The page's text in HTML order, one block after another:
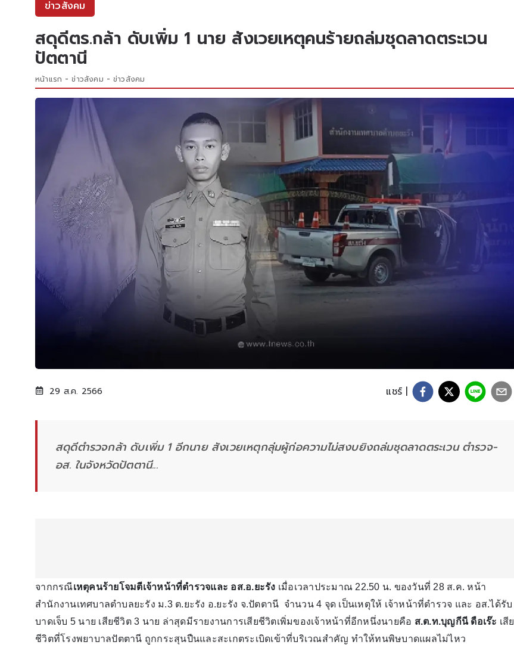
ข่าวสังคม
สดุดีตร.กล้า ดับเพิ่ม 1 นาย สังเวยเหตุคนร้ายถล่มชุดลาดตระเวน
ปัตตานี
หน้าแรก ข่าวสังคม ข่าวสังคม
29 ส.ค. 2566 แชร์ |
สดุดีตำรวจกล้า ดับเพิ่ม 1 อีกนาย สังเวยเหตุกลุ่มผู้ก่อความไม่สงบยิงถล่มชุดลาดตระเวน ตำรวจ-
อส. ในจังหวัดปัตตานี...
จากกรณีเหตุคนร้ายโจมตีเจ้าหน้าที่ตำรวจและ อส.อ.ยะรัง เมื่อเวลาประมาณ 22.50 น. ของวันที่ 28 ส.ค. หน้า
สำนักงานเทศบาลตำบลยะรัง ม.3 ต.ยะรัง อ.ยะรัง จ.ปัตตานี จำนวน 4 จุด เป็นเหตุให้ เจ้าหน้าที่ตำรวจ และ อส.ได้รับ
บาดเจ็บ 5 นาย เสียชีวิต 3 นาย ล่าสุดมีรายงานการเสียชีวิตเพิ่มของเจ้าหน้าที่อีกหนึ่งนายคือ ส.ต.ท.บุญกีนี ดือเร๊ะ เสีย
ชีวิตที่โรงพยาบาลปัตตานี ถูกกระสุนปืนและสะเกตระเบิดเข้าที่บริเวณสำคัญ ทำให้ทนพิษบาดแผลไม่ไหว